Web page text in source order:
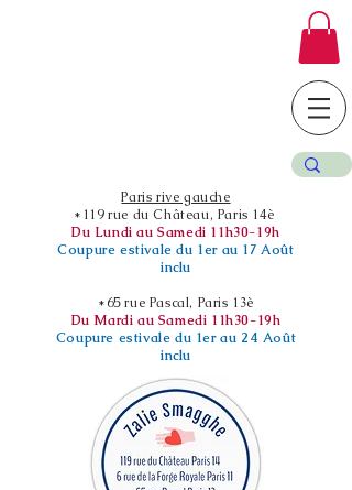
Paris rive gauche
*119 rue du Château, Paris 14è
Du Lundi au Samedi 11h30-19h
Coupure estivale du 1er au 17 Août
inclu
*65 rue Pascal, Paris 13è
Du Mardi au Samedi 11h30-19h
Coupure estivale du 1er au 24 Août
inclu